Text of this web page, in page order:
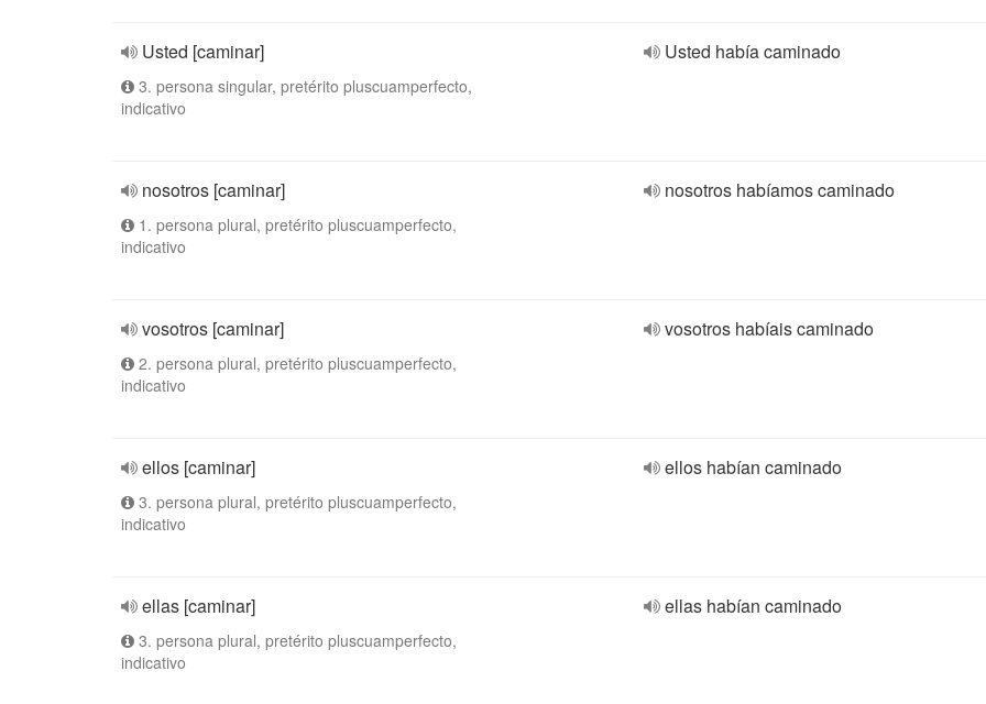
Usted [caminar]
3. persona singular, pretérito pluscuamperfecto,
indicativo
Usted había caminado
nosotros [caminar]
1. persona plural, pretérito pluscuamperfecto,
indicativo
nosotros habíamos caminado
vosotros [caminar]
2. persona plural, pretérito pluscuamperfecto,
indicativo
vosotros habíais caminado
ellos [caminar]
3. persona plural, pretérito pluscuamperfecto,
indicativo
ellos habían caminado
ellas [caminar]
3. persona plural, pretérito pluscuamperfecto,
indicativo
ellas habían caminado